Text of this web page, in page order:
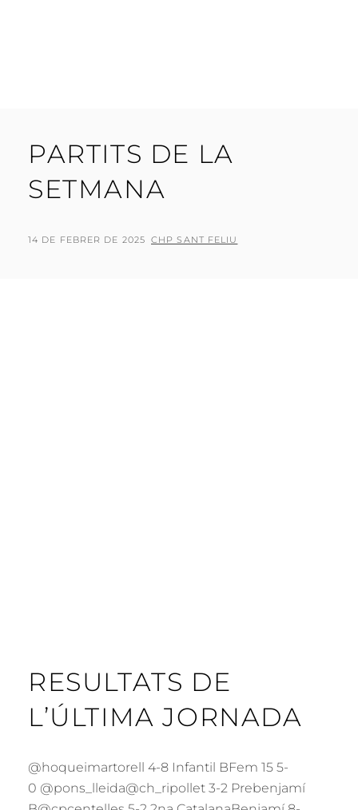
PARTITS DE LA
SETMANA
POSTED
14 DE FEBRER DE 2025 BY
CHP SANT FELIU
RESULTATS DE
L’ÚLTIMA JORNADA
@hoqueimartorell 4-8 Infantil BFem 15 5-
0 @pons_lleida@ch_ripollet 3-2 Prebenjamí